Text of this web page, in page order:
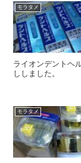
モラタメ
ライオンデントヘ
ししました。
モラタメ